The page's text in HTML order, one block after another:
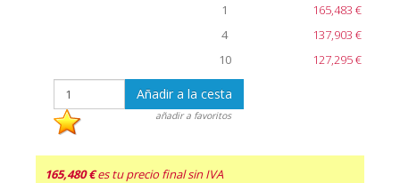
1
165,483 €
4
137,903 €
10
127,295 €
Añadir a la cesta
añadir a favoritos
165,480 € es tu precio final sin IVA